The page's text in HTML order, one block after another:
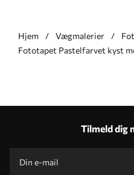
Hjem Vægmalerier
Fototapet Pastelfarvet kyst
Tilmeld dig